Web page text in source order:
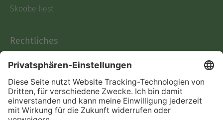
Skoobe liest
Rechtliches
AGB
Informationen nach Data
Act
Verträge hier kündigen